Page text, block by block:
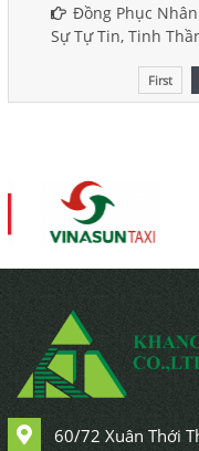
Đồng Phục
Sự Tự Tin, Tinh
First
60/72 Xuân Thới